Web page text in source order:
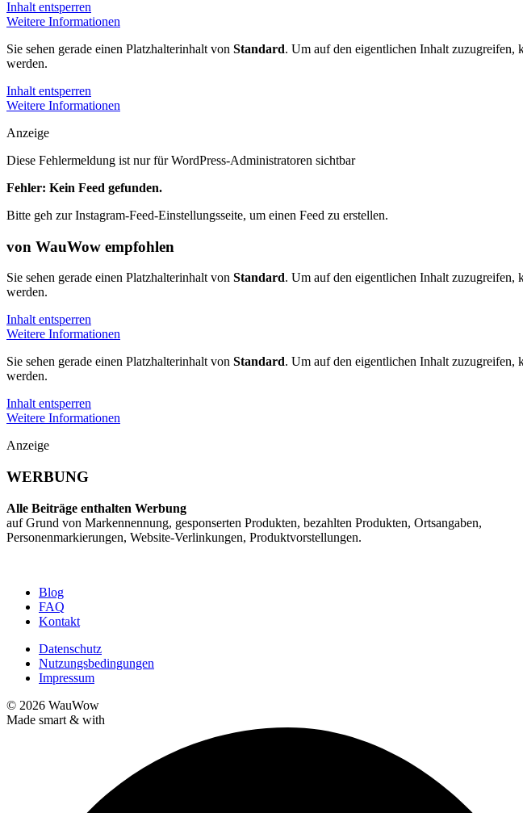
Inhalt entsperren
Weitere Informationen
Sie sehen gerade einen Platzhalterinhalt von Standard. Um auf den eigentlichen Inhalt zuzugreifen,
werden.
Inhalt entsperren
Weitere Informationen
Anzeige
Diese Fehlermeldung ist nur für WordPress-Administratoren sichtbar
Fehler: Kein Feed gefunden.
Bitte geh zur Instagram-Feed-Einstellungsseite, um einen Feed zu erstellen.
von WauWow empfohlen
Sie sehen gerade einen Platzhalterinhalt von Standard. Um auf den eigentlichen Inhalt zuzugreifen,
werden.
Inhalt entsperren
Weitere Informationen
Sie sehen gerade einen Platzhalterinhalt von Standard. Um auf den eigentlichen Inhalt zuzugreifen,
werden.
Inhalt entsperren
Weitere Informationen
Anzeige
WERBUNG
Alle Beiträge enthalten Werbung
auf Grund von Markennennung, gesponserten Produkten, bezahlten Produkten, Ortsangaben,
Personenmarkierungen, Website-Verlinkungen, Produktvorstellungen.
Blog
FAQ
Kontakt
Datenschutz
Nutzungsbedingungen
Impressum
© 2026 WauWow
Made smart & with